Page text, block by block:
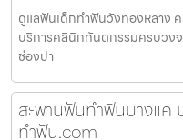
ดูแลฟันเด็กทำฟันวังทองหลาง
บริการคลินิกทันตกรรมครบวง
ช่องปา
สะพานฟันทำฟันบางแค
ทำฟัน.com